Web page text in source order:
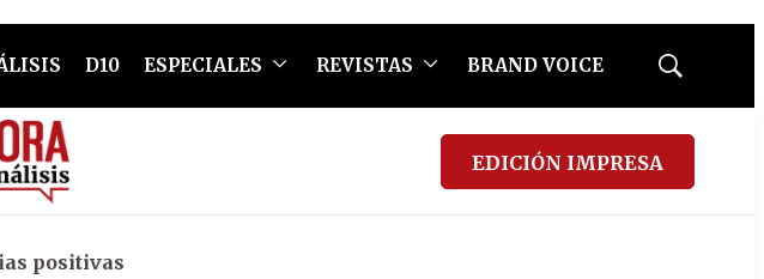
D10 ESPECIALES REVISTAS BRAND VOICE
Mostrar
EDICIÓN IMPRESA
positivas